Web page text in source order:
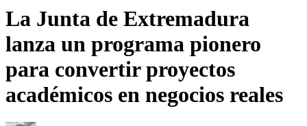
La Junta de Extremadura
lanza un programa pionero
para convertir proyectos
académicos en negocios reales